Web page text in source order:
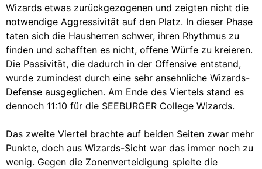
Wizards etwas zurückgezogenen und zeigten nicht die
notwendige Aggressivität auf den Platz. In dieser Phase
taten sich die Hausherren schwer, ihren Rhythmus zu
finden und schafften es nicht, offene Würfe zu kreieren.
Die Passivität, die dadurch in der Offensive entstand,
wurde zumindest durch eine sehr ansehnliche Wizards-
Defense ausgeglichen. Am Ende des Viertels stand es
dennoch 11:10 für die SEEBURGER College Wizards.
Das zweite Viertel brachte auf beiden Seiten zwar mehr
Punkte, doch aus Wizards-Sicht war das immer noch zu
wenig. Gegen die Zonenverteidigung spielte die